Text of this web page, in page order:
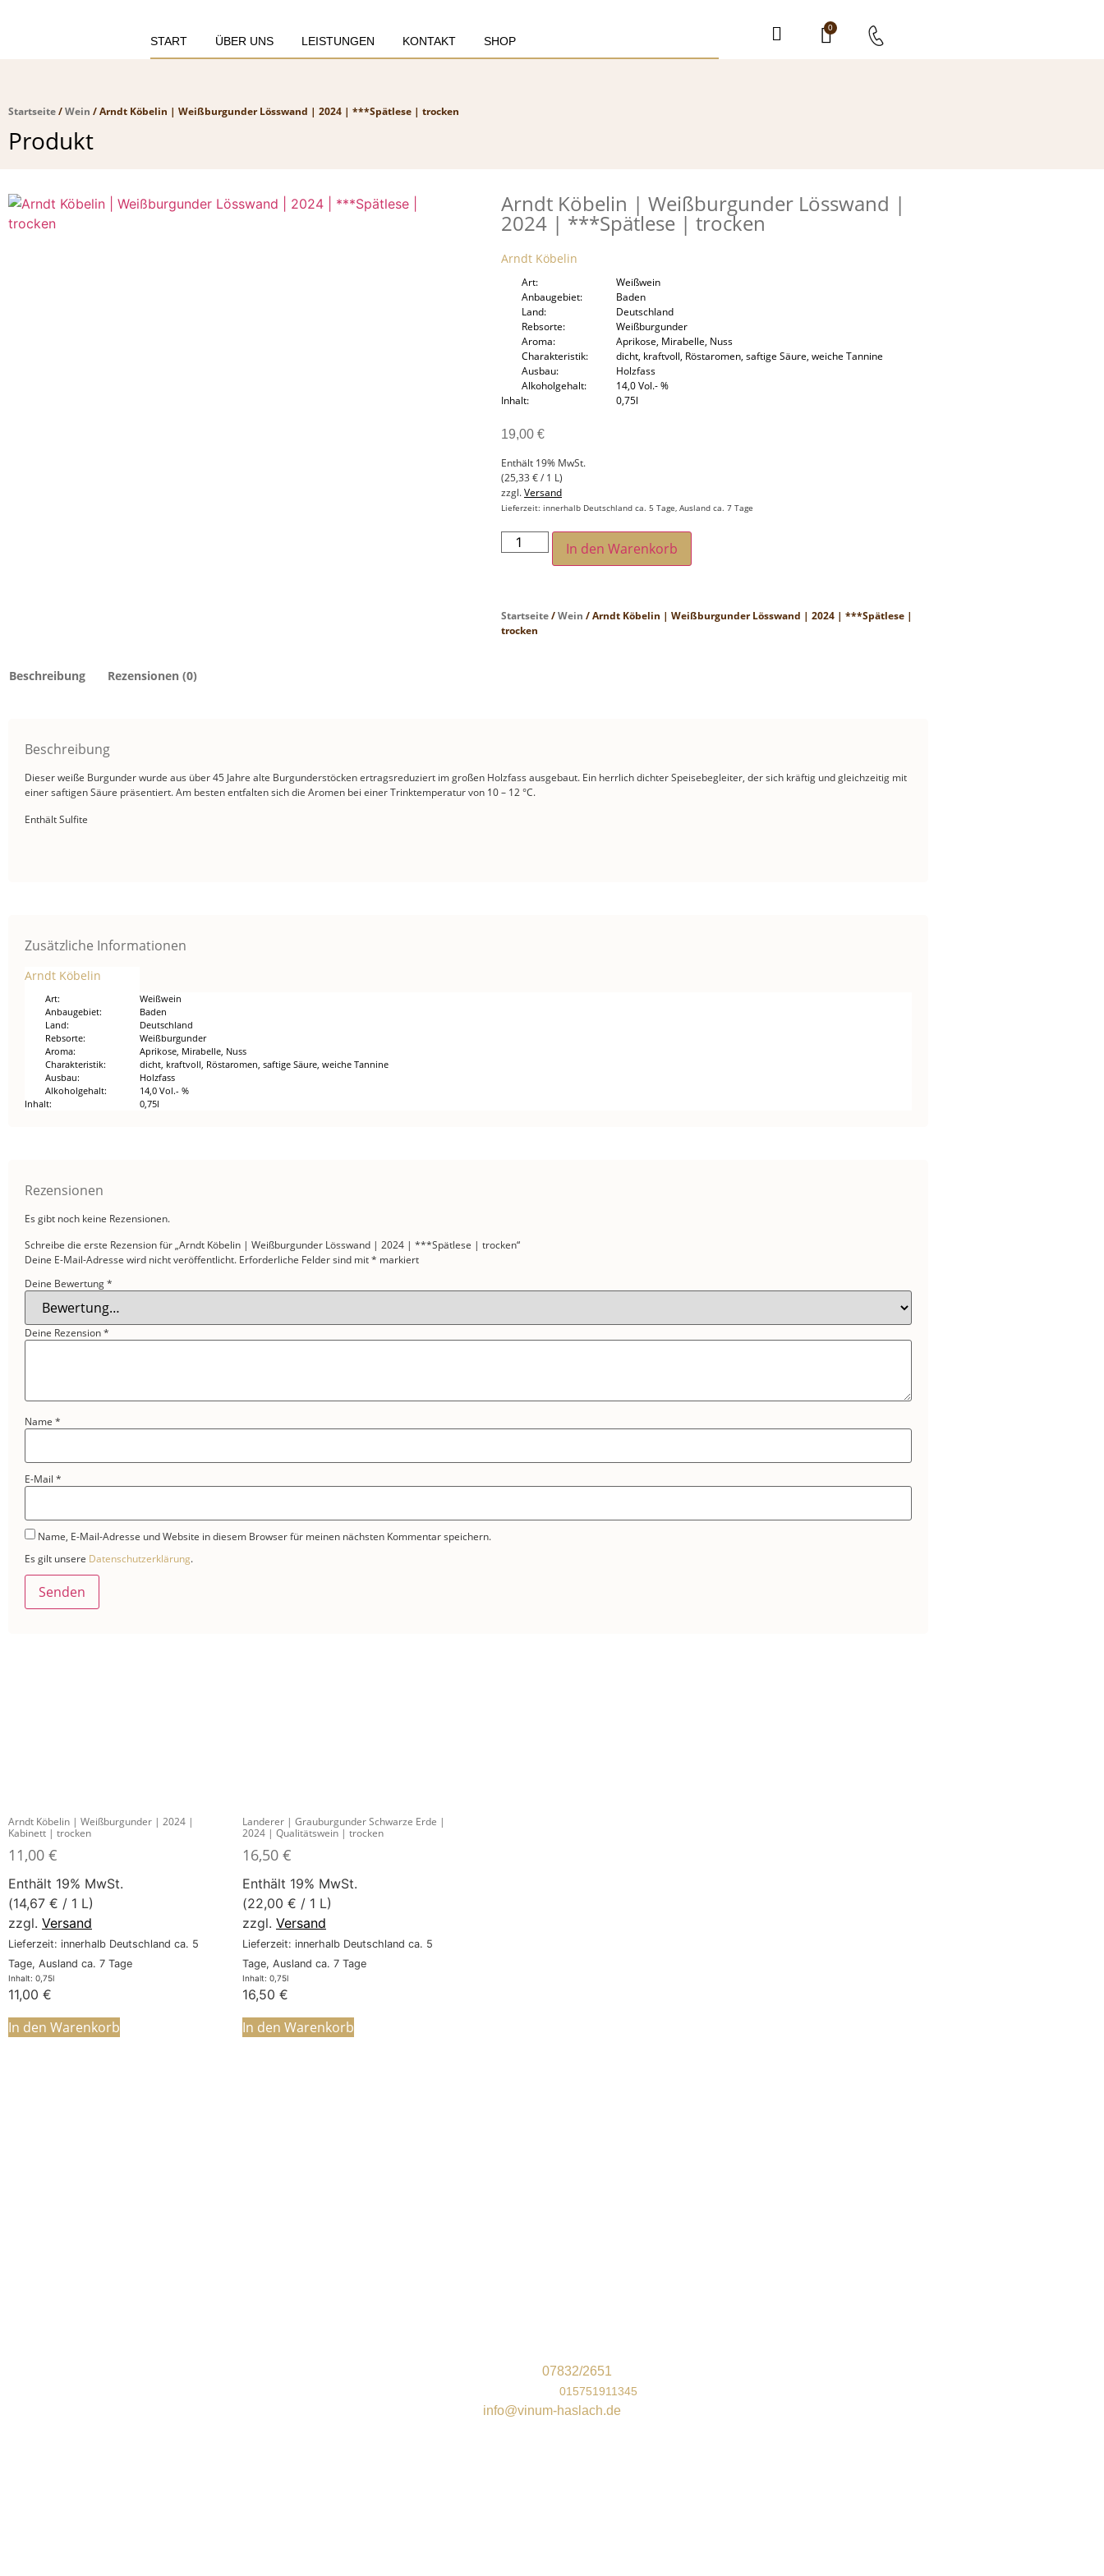
START ÜBER UNS LEISTUNGEN KONTAKT SHOP
0
Startseite/Wein / Arndt Köbelin | Weißburgunder Lösswand | 2024 | ***Spätlese | trocken
Produkt
Arndt Köbelin | Weißburgunder Lösswand |
2024 | ***Spätlese | trocken
Arndt Köbelin
Art
Weißwein
Anbaugebiet
Baden
Land
Deutschland
Rebsorte
Weißburgunder
Aroma
Aprikose, Mirabelle, Nuss
Charakteristik
dicht, kraftvoll, Röstaromen, saftige Säure, weiche Tannine
Ausbau
Holzfass
Alkoholgehalt
14,0 Vol.- %
Inhalt
0,75l
19,00 €
Enthält 19% MwSt.
(25,33 €/ 1 L)
zzgl.Versand
Lieferzeit: innerhalb Deutschland ca. 5 Tage, Ausland ca. 7 Tage
In den Warenkorb
Startseite/Wein / Arndt Köbelin | Weißburgunder Lösswand | 2024 | ***Spätlese |
trocken
Beschreibung Rezensionen (0)
Beschreibung
Dieser weiße Burgunder wurde aus über 45 Jahre alte Burgunderstöcken ertragsreduziert im großen Holzfass ausgebaut. Ein herrlich dichter Speisebegleiter, der sich kräftig und gleichzeitig mit
einer saftigen Säure präsentiert. Am besten entfalten sich die Aromen bei einer Trinktemperatur von 10 – 12 °C.
Enthält Sulfite
Zusätzliche Informationen
Arndt Köbelin
Art
Weißwein
Anbaugebiet
Baden
Land
Deutschland
Rebsorte
Weißburgunder
Aroma
Aprikose, Mirabelle, Nuss
Charakteristik
dicht, kraftvoll, Röstaromen, saftige Säure, weiche Tannine
Ausbau
Holzfass
Alkoholgehalt
14,0 Vol.- %
Inhalt
0,75l
Rezensionen
Es gibt noch keine Rezensionen.
Schreibe die erste Rezension für „Arndt Köbelin | Weißburgunder Lösswand | 2024 | ***Spätlese | trocken“
Deine E-Mail-Adresse wird nicht veröffentlicht. Erforderliche Felder sind mit* markiert
Deine Bewertung*
Deine Rezension*
Name *
E-Mail *
Name, E-Mail-Adresse und Website in diesem Browser für meinen nächsten Kommentar speichern.
Es gilt unsere Datenschutzerklärung.
Arndt Köbelin | Weißburgunder | 2024 |
Kabinett | trocken
11,00 €
Enthält 19% MwSt.
(14,67 € / 1 L)
zzgl. Versand
Lieferzeit: innerhalb Deutschland ca. 5
Tage, Ausland ca. 7 Tage
Inhalt: 0,75l
11,00 €
In den Warenkorb
Landerer | Grauburgunder Schwarze Erde |
2024 | Qualitätswein | trocken
16,50 €
Enthält 19% MwSt.
(22,00 € / 1 L)
zzgl. Versand
Lieferzeit: innerhalb Deutschland ca. 5
Tage, Ausland ca. 7 Tage
Inhalt: 0,75l
16,50 €
In den Warenkorb
07832/2651
015751911345
info@vinum-haslach.de